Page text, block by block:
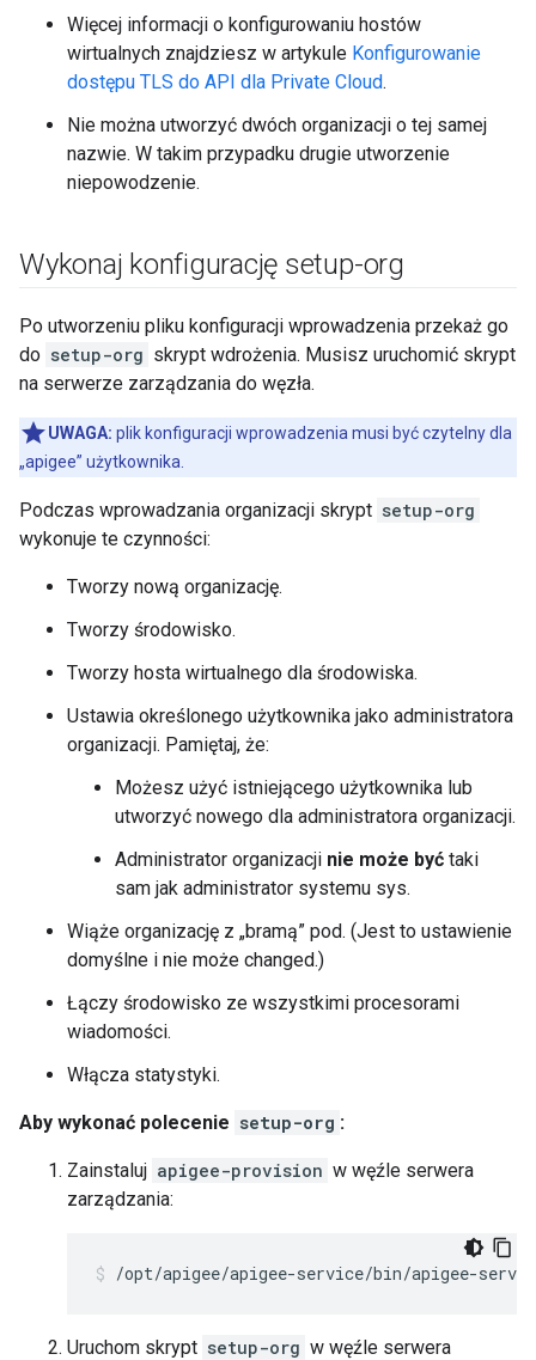
Więcej informacji o konfigurowaniu hostów
wirtualnych znajdziesz w artykule Konfigurowanie
dostępu TLS do API dla Private Cloud.
Nie można utworzyć dwóch organizacji o tej samej
nazwie. W takim przypadku drugie utworzenie
niepowodzenie.
Wykonaj konfigurację setup-org
Po utworzeniu pliku konfiguracji wprowadzenia przekaż go
do setup-org skrypt wdrożenia. Musisz uruchomić skrypt
na serwerze zarządzania do węzła.
UWAGA: plik konfiguracji wprowadzenia musi być czytelny dla
„apigee” użytkownika.
Podczas wprowadzania organizacji skrypt setup-org
wykonuje te czynności:
Tworzy nową organizację.
Tworzy środowisko.
Tworzy hosta wirtualnego dla środowiska.
Ustawia określonego użytkownika jako administratora
organizacji. Pamiętaj, że:
Możesz użyć istniejącego użytkownika lub
utworzyć nowego dla administratora organizacji.
Administrator organizacji nie może być taki
sam jak administrator systemu sys.
Wiąże organizację z „bramą” pod. (Jest to ustawienie
domyślne i nie może changed.)
Łączy środowisko ze wszystkimi procesorami
wiadomości.
Włącza statystyki.
Aby wykonać polecenie setup-org :
Zainstaluj apigee-provision w węźle serwera
zarządzania:
/opt/apigee/apigee-service/bin/apigee-
Uruchom skrypt setup-org w węźle serwera